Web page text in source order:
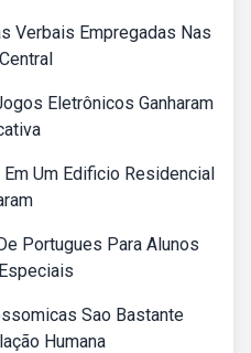
Verbais Empregadas Nas
Eletrônicos Ganharam
Um Edificio Residencial
Portugues Para Alunos
Sao Bastante
Humana